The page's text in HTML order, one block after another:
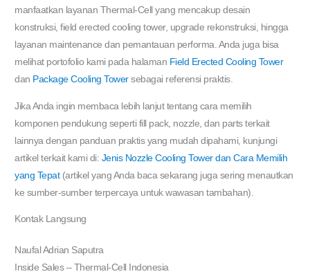
manfaatkan layanan Thermal-Cell yang mencakup desain
konstruksi, field erected cooling tower, upgrade rekonstruksi, hingga
layanan maintenance dan pemantauan performa. Anda juga bisa
melihat portofolio kami pada halaman Field Erected Cooling Tower
dan Package Cooling Towersebagai referensi praktis.
Jika Anda ingin membaca lebih lanjut tentang cara memilih
komponen pendukung seperti fill pack, nozzle, dan parts terkait
lainnya dengan panduan praktis yang mudah dipahami, kunjungi
artikel terkait kami di: Jenis Nozzle Cooling Tower dan Cara Memilih
yang Tepat(artikel yang Anda baca sekarang juga sering menautkan
ke sumber-sumber terpercaya untuk wawasan tambahan).
Kontak Langsung
Naufal Adrian Saputra
Inside Sales – Thermal-Cell Indonesia